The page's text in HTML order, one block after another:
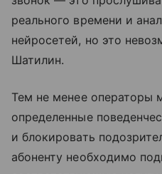
реального времени и
нейросетей, но это
Шатилин.
Тем не менее операторы
определенные
и блокировать
абоненту необходимо